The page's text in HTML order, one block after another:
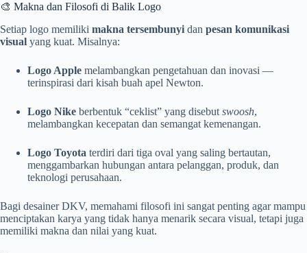
🎨 Makna dan Filosofi di Balik Logo
Setiap logo memiliki makna tersembunyi dan pesan komunikasi
visual yang kuat. Misalnya:
Logo Apple melambangkan pengetahuan dan inovasi —
terinspirasi dari kisah buah apel Newton.
Logo Nike berbentuk “ceklist” yang disebut swoosh,
melambangkan kecepatan dan semangat kemenangan.
Logo Toyota terdiri dari tiga oval yang saling bertautan,
menggambarkan hubungan antara pelanggan, produk, dan
teknologi perusahaan.
Bagi desainer DKV, memahami filosofi ini sangat penting agar mampu
menciptakan karya yang tidak hanya menarik secara visual, tetapi juga
memiliki makna dan nilai yang kuat.